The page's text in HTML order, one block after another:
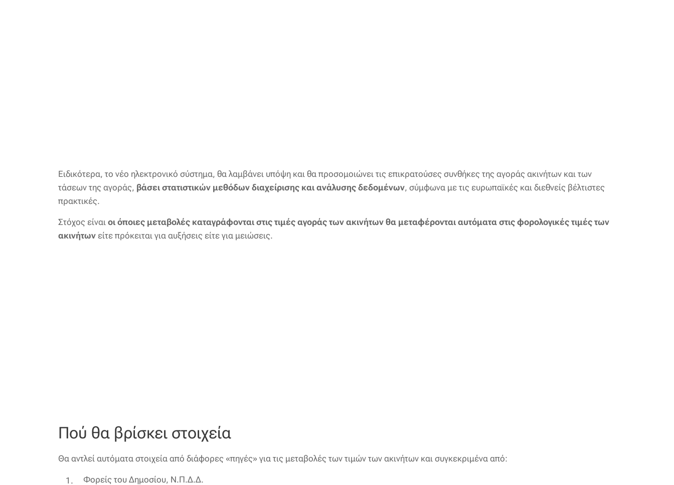
Ειδικότερα, το νέο ηλεκτρονικό σύστημα, θα λαμβάνει υπόψη και θα προσομοιώνει τις επικρατούσες συνθήκες της αγοράς ακινήτων και των
τάσεων της αγοράς, βάσει στατιστικών μεθόδων διαχείρισης και ανάλυσης δεδομένων, σύμφωνα με τις ευρωπαϊκές και διεθνείς βέλτιστες
πρακτικές.
Στόχος είναι οι όποιες μεταβολές καταγράφονται στις τιμές αγοράς των ακινήτων θα μεταφέρονται αυτόματα στις φορολογικές τιμές των
ακινήτων είτε πρόκειται για αυξήσεις είτε για μειώσεις.
Πού θα βρίσκει στοιχεία
Θα αντλεί αυτόματα στοιχεία από διάφορες «πηγές» για τις μεταβολές των τιμών των ακινήτων και συγκεκριμένα από:
Φορείς του Δημοσίου, Ν.Π.Δ.Δ.